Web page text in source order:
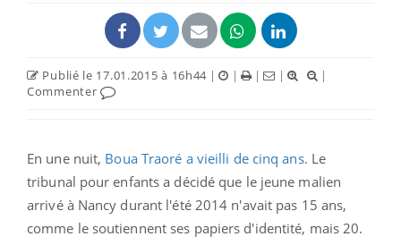
Publié le 17.01.2015 à 16h44 | | | |
|
Commenter
En une nuit, Boua Traoré a vieilli de cinq ans. Le
tribunal pour enfants a décidé que le jeune malien
arrivé à Nancy durant l'été 2014 n'avait pas 15 ans,
comme le soutiennent ses papiers d'identité, mais 20.